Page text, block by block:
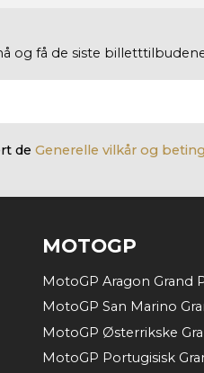
og få de siste
de Generelle vilkår og
MOTOGP
MotoGP Aragon Grand
MotoGP San Marino
MotoGP Østerrikske
MotoGP Portugisisk